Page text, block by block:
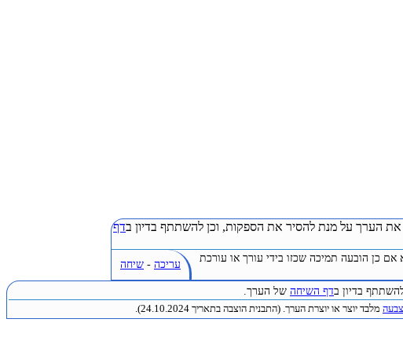
את הערך על מנת להסיר את הספקות, וכן להשתתף בדיון בדף
כן הובעה תמיכה שכזו בידי עורך או עורכת
עריכה - שיחה
בדיון בדף השיחה של הערך.
מלבד יוצר או יוצרת הערך. (התבנית הוצבה בתאריך 24.10.2024).